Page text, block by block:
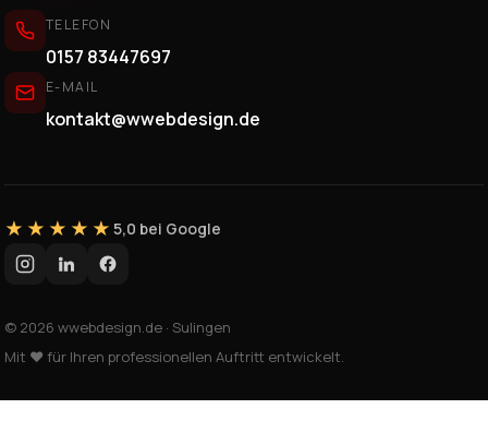
TELEFON
0157 83447697
E-MAIL
kontakt@wwebdesign.de
★★★★★ 5,0 bei Google
© 2026 wwebdesign.de · Sulingen
Mit ❤ für Ihren professionellen Auftritt entwickelt.